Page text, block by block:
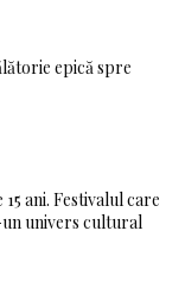
epică spre
ani. Festivalul care
univers cultural